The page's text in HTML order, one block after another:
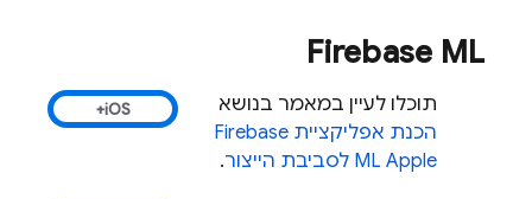
Firebase ML
תוכלו לעיין במאמר בנושא
הכנת אפליקציית Firebase
ML Apple לסביבת הייצור .